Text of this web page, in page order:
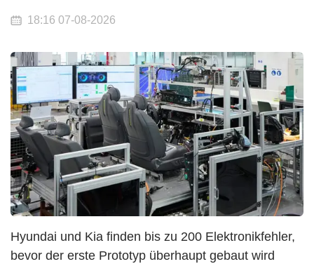
18:16 07-08-2026
Hyundai und Kia finden bis zu 200 Elektronikfehler,
bevor der erste Prototyp überhaupt gebaut wird